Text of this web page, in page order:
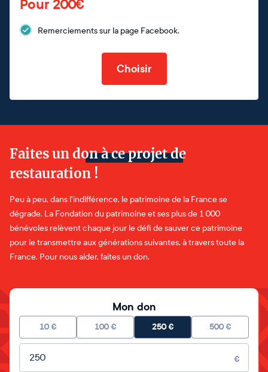
Pour 200€
Remerciements sur la page Facebook.
Choisir
Faites un don à ce projet de
restauration !
Peu à peu, dans l'indifférence, le patrimoine de la France se
dégrade. La Fondation du patrimoine et ses plus de 1 000
bénévoles relèvent chaque jour le défi de sauver ce patrimoine
pour le transmettre aux générations suivantes, à travers toute la
France. Pour nous aider, faites un don.
Mon don
10 € 100 € 250€ 500 €
Montant libre
€